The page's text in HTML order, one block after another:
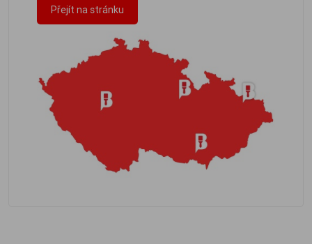
Přejít na stránku